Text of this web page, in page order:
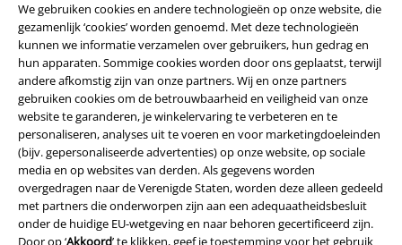
We gebruiken cookies en andere technologieën op onze website, die
gezamenlijk ‘cookies’ worden genoemd. Met deze technologieën
kunnen we informatie verzamelen over gebruikers, hun gedrag en
hun apparaten. Sommige cookies worden door ons geplaatst, terwijl
andere afkomstig zijn van onze partners. Wij en onze partners
gebruiken cookies om de betrouwbaarheid en veiligheid van onze
website te garanderen, je winkelervaring te verbeteren en te
personaliseren, analyses uit te voeren en voor marketingdoeleinden
(bijv. gepersonaliseerde advertenties) op onze website, op sociale
media en op websites van derden. Als gegevens worden
overgedragen naar de Verenigde Staten, worden deze alleen gedeeld
met partners die onderworpen zijn aan een adequaatheidsbesluit
onder de huidige EU-wetgeving en naar behoren gecertificeerd zijn.
Door op ‘Akkoord’ te klikken, geef je toestemming voor het gebruik
Legal